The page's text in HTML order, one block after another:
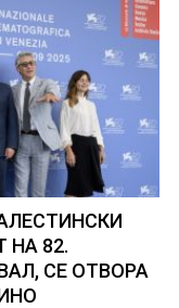
НА 82.
СЕ ОТВОРА